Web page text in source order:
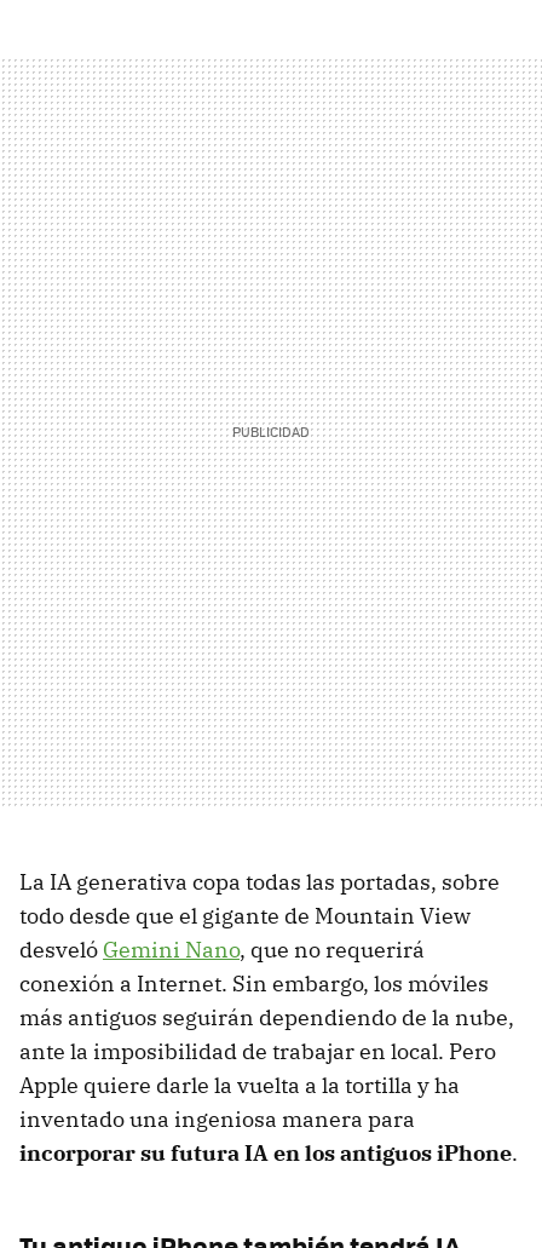
La IA generativa copa todas las portadas, sobre
todo desde que el gigante de Mountain View
desveló Gemini Nano, que no requerirá
conexión a Internet. Sin embargo, los móviles
más antiguos seguirán dependiendo de la nube,
ante la imposibilidad de trabajar en local. Pero
Apple quiere darle la vuelta a la tortilla y ha
inventado una ingeniosa manera para
incorporar su futura IA en los antiguos iPhone.